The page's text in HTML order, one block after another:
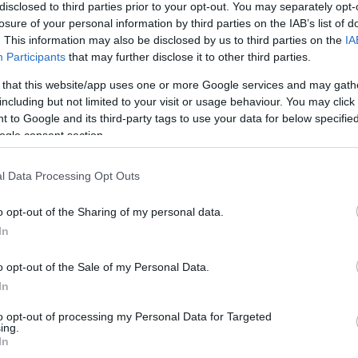
to third parties prior to your opt-out. You may separately
of your personal information by third parties on the IAB’s list of
This information may also be disclosed by us to third parties on the
Participants that may further disclose it to other third parties.
that this website/app uses one or more Google services and may
but not limited to your visit or usage behaviour. You may
to Google and its third-party tags to use your data for below
consent section.
Data Processing Opt Outs
opt-out of the Sharing of my personal data.
opt-out of the Sale of my Personal Data.
opt-out of processing my Personal Data for Targeted
eldönti a találkozót, ám a hazaiak egy távoli
MOL Magyar Kupa nyolcaddöntőjében.
a másodosztályú Budapest Honvéd
után úgy tűnt, Hahn János 88. percben szerzett
pillanatban eleresztett távoli lövésével
11-esek, amelyben 5-4-es Paks-vezetésig senki
lövését azonban Szappanos Péter hárította, így a